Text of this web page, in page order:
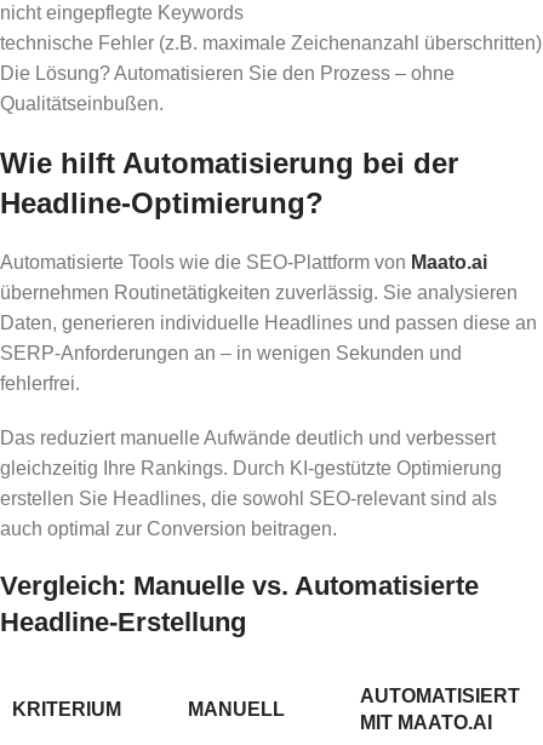
nicht eingepflegte Keywords
technische Fehler (z.B. maximale Zeichenanzahl überschritten)
Die Lösung? Automatisieren Sie den Prozess – ohne
Qualitätseinbußen.
Wie hilft Automatisierung bei der
Headline-Optimierung?
Automatisierte Tools wie die SEO-Plattform von Maato.ai
übernehmen Routinetätigkeiten zuverlässig. Sie analysieren
Daten, generieren individuelle Headlines und passen diese an
SERP-Anforderungen an – in wenigen Sekunden und
fehlerfrei.
Das reduziert manuelle Aufwände deutlich und verbessert
gleichzeitig Ihre Rankings. Durch KI-gestützte Optimierung
erstellen Sie Headlines, die sowohl SEO-relevant sind als
auch optimal zur Conversion beitragen.
Vergleich: Manuelle vs. Automatisierte
Headline-Erstellung
KRITERIUM MANUELL
AUTOMATISIERT
MIT MAATO.AI